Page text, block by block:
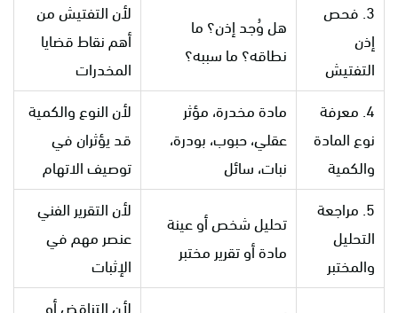
3. فحص
إذن
التفتيش
هل وُجد إذن؟ ما
نطاقه؟ ما سببه؟
لأن التفتيش من
أهم نقاط قضايا
المخدرات
4. معرفة
نوع المادة
والكمية
مادة مخدرة، مؤثر
عقلي، حبوب، بودرة،
نبات، سائل
لأن النوع والكمية
قد يؤثران في
توصيف الاتهام
5. مراجعة
التحليل
والمختبر
تحليل شخص أو عينة
مادة أو تقرير مختبر
لأن التقرير الفني
عنصر مهم في
الإثبات
لأن التناقض أو